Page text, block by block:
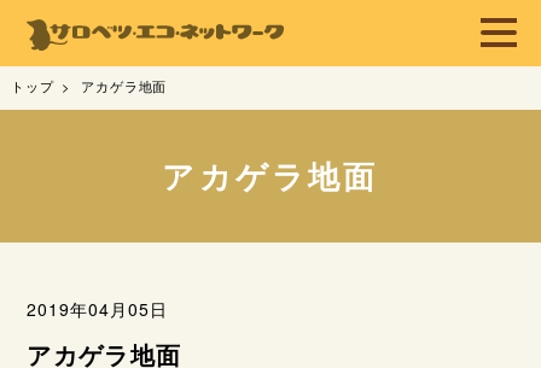
トップ アカゲラ地面
アカゲラ地面
2019年04月05日
アカゲラ地面